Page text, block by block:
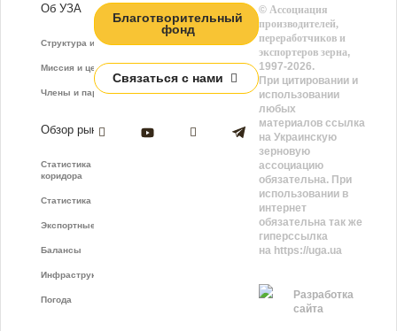
Об УЗА
Структура и функции
Миссия и цели
Члены и партнёры
Обзор рынка
Статистика зернового
коридора
Статистика фрахта
Экспортные показатели
Балансы
Инфраструктура
Погода
Благотворительный
фонд
Связаться с нами
©Ассоциация
производителей,
переработчиков и
экспортеров зерна,
1997-2026.
При цитировании и
использовании
любых
материалов ссылка
на Украинскую
зерновую
ассоциацию
обязательна. При
использовании в
интернет
обязательна так же
гиперссылка
на https://uga.ua
Разработка
сайта